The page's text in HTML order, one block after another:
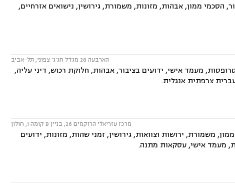
הסכמי ממון, אבהות, מזונות, משמורת, גירושין, נישואים אזרחיים,
הארבעה 28 מגדל חג'ג' צפוני, תל-אביב
מעמד אישי, ידועים בציבור, אבהות, חלוקת רכוש, דיני עליה,
צרפתית אנגלית.
מרכז עזריאלי הרוקמים 26, בניין B קומה 1, חולון
משמורת, ירושות וצוואות, גירושין, זמני שהות, מזונות, ידועים
מעמד אישי, עסקאות מתנה.